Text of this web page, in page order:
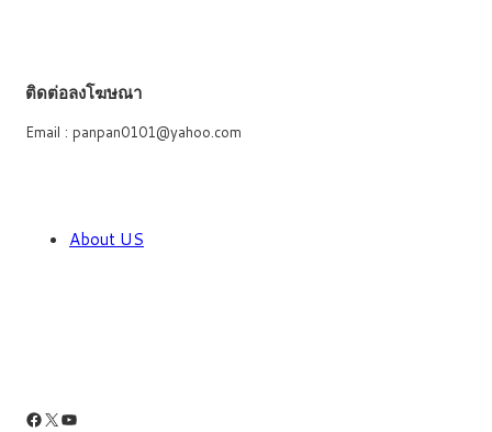
ติดต่อลงโฆษณา
Email : panpan0101@yahoo.com
About US
Facebook
X YouTube